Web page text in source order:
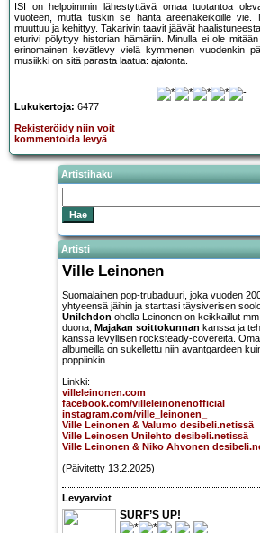
ISI on helpoimmin lähestyttävä omaa tuotantoa
vuoteen, mutta tuskin se häntä areenakeikoille vie.
muuttuu ja kehittyy. Takarivin taavit jäävät
eturivi pölyttyy historian hämäriin. Minulla ei ole
erinomainen kevätlevy vielä kymmenen vuodenkin
musiikki on sitä parasta laatua: ajatonta.
Lukukertoja: 6477
Rekisteröidy niin voit
kommentoida levyä
Artistihaku
Artisti
Ville Leinonen
Suomalainen pop-trubaduuri, joka vuoden
yhtyeensä jäihin ja starttasi täysiverisen
Unilehdon ohella Leinonen on keikkaillut mm.
duona, Majakan soittokunnan kanssa ja
kanssa levyllisen rocksteady-covereita.
albumeilla on sukellettu niin avantgardeen
poppiinkin.
Linkki:
villeleinonen.com
facebook.com/villeleinonenofficial
instagram.com/ville_leinonen_
Ville Leinonen & Valumo desibeli.netissä
Ville Leinosen Unilehto desibeli.netissä
Ville Leinonen & Niko Ahvonen
(Päivitetty 13.2.2025)
Levyarviot
SURF’S UP!